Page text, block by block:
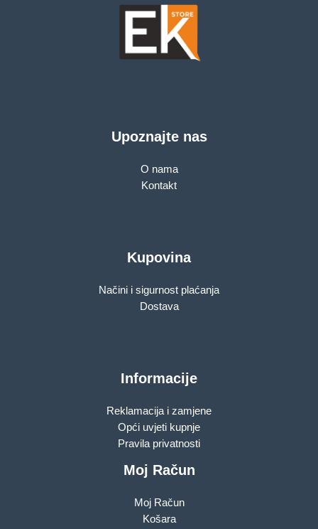
Upoznajte nas
O nama
Kontakt
Kupovina
Načini i sigurnost plaćanja
Dostava
Informacije
Reklamacija i zamjene
Opći uvjeti kupnje
Pravila privatnosti
Moj Račun
Moj Račun
Košara